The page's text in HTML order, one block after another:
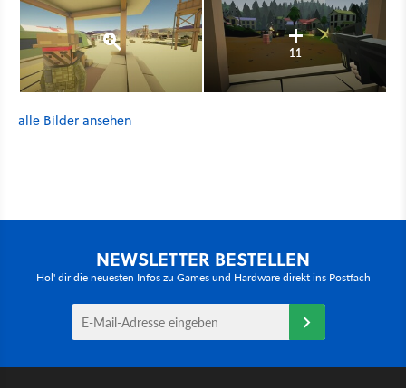
11
alle Bilder ansehen
NEWSLETTER BESTELLEN
Hol' dir die neuesten Infos zu Games und Hardware direkt ins Postfach